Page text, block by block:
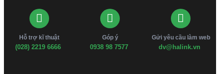
Hỗ trợ kĩ thuật
(028) 2219 6666
Góp ý
0938 98 7577
Gửi yêu cầu làm web
dv@halink.vn